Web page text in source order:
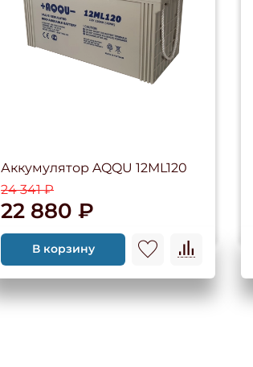
Аккумулятор AQQU 12ML120
24 341 ₽
22 880 ₽
В корзину